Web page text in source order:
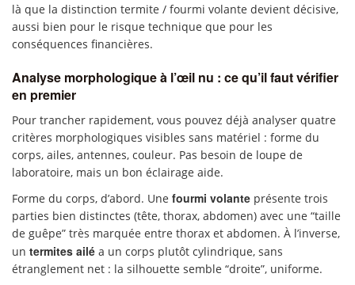
là que la distinction termite / fourmi volante devient décisive,
aussi bien pour le risque technique que pour les
conséquences financières.
Analyse morphologique à l’œil nu : ce qu’il faut vérifier
en premier
Pour trancher rapidement, vous pouvez déjà analyser quatre
critères morphologiques visibles sans matériel : forme du
corps, ailes, antennes, couleur. Pas besoin de loupe de
laboratoire, mais un bon éclairage aide.
Forme du corps, d’abord. Une fourmi volante présente trois
parties bien distinctes (tête, thorax, abdomen) avec une “taille
de guêpe” très marquée entre thorax et abdomen. À l’inverse,
un termites ailé a un corps plutôt cylindrique, sans
étranglement net : la silhouette semble “droite”, uniforme.